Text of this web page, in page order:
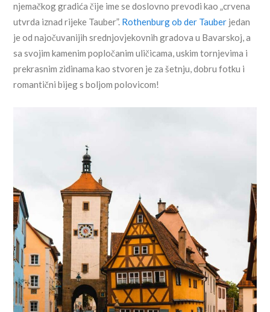
njemačkog gradića čije ime se doslovno prevodi kao „crvena
utvrda iznad rijeke Tauber”. Rothenburg ob der Tauber jedan
je od najočuvanijih srednjovjekovnih gradova u Bavarskoj, a
sa svojim kamenim popločanim uličicama, uskim tornjevima i
prekrasnim zidinama kao stvoren je za šetnju, dobru fotku i
romantični bijeg s boljom polovicom!